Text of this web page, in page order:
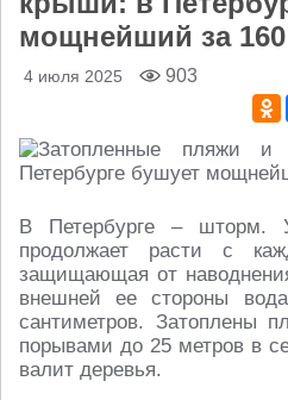
мощнейший за
4 июля 2025 903
В Петербурге – шторм.
продолжает расти с
защищающая от
внешней ее стороны
сантиметров. Затоплены
порывами до 25 метров в
валит деревья.